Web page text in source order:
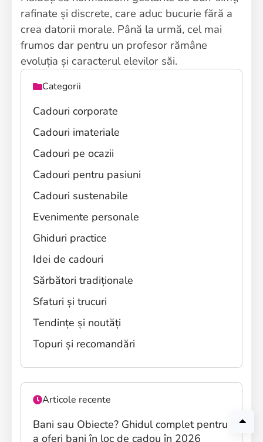
rafinate și discrete, care aduc bucurie fără a
crea datorii morale. Până la urmă, cel mai
frumos dar pentru un profesor rămâne
evoluția și caracterul elevilor săi.
Categorii
Cadouri corporate
Cadouri imateriale
Cadouri pe ocazii
Cadouri pentru pasiuni
Cadouri sustenabile
Evenimente personale
Ghiduri practice
Idei de cadouri
Sărbători tradiționale
Sfaturi și trucuri
Tendințe și noutăți
Topuri și recomandări
Articole recente
Bani sau Obiecte? Ghidul complet pentru
a oferi bani în loc de cadou în 2026